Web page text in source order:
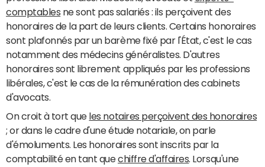
comptables ne sont pas salariés : ils perçoivent des
honoraires de la part de leurs clients. Certains honoraires
sont plafonnés par un barème fixé par l'État, c'est le cas
notamment des médecins généralistes. D'autres
honoraires sont librement appliqués par les professions
libérales, c'est le cas de la rémunération des cabinets
d'avocats.
On croit à tort que les notaires perçoivent des honoraires
; or dans le cadre d'une étude notariale, on parle
d'émoluments. Les honoraires sont inscrits par la
comptabilité en tant quechiffre d'affaires . Lorsqu'une